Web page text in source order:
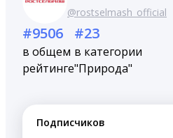
@rostselmash_official
#9506
в общем
рейтинге
#23
в категории
"Природа"
Подписчиков